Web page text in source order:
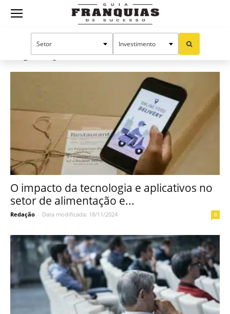
Guia
Franquias
Tag: Empreendedorismo
O impacto da tecnologia e aplicativos no
setor de alimentação e...
Redação - Data modificada: 18/11/2024 0